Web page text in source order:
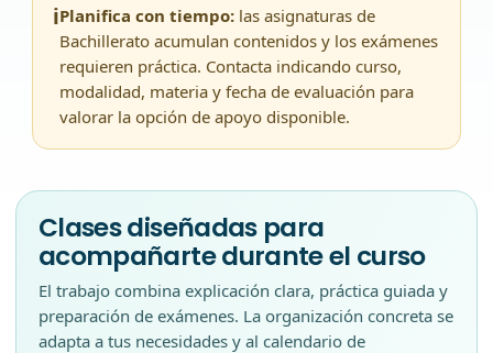
iPlanifica con tiempo: las asignaturas de
Bachillerato acumulan contenidos y los exámenes
requieren práctica. Contacta indicando curso,
modalidad, materia y fecha de evaluación para
valorar la opción de apoyo disponible.
Clases diseñadas para
acompañarte durante el curso
El trabajo combina explicación clara, práctica guiada y
preparación de exámenes. La organización concreta se
adapta a tus necesidades y al calendario de